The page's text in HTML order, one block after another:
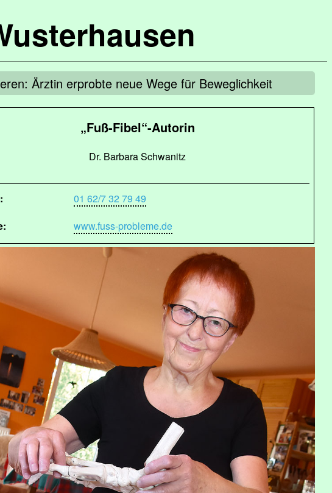
Ärztin erprobte neue Wege für Beweglichkeit
„Fuß-Fibel“-Autorin
Dr. Barbara Schwanitz
01 62/7 32 79 49
www.fuss-probleme.de